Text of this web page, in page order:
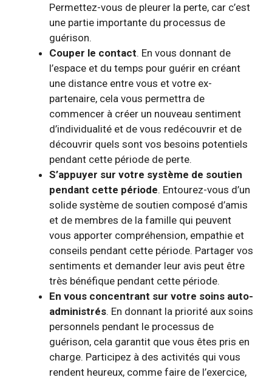
Permettez-vous de pleurer la perte, car c’est
une partie importante du processus de
guérison.
Couper le contact. En vous donnant de
l’espace et du temps pour guérir en créant
une distance entre vous et votre ex-
partenaire, cela vous permettra de
commencer à créer un nouveau sentiment
d’individualité et de vous redécouvrir et de
découvrir quels sont vos besoins potentiels
pendant cette période de perte.
S’appuyer sur votre système de soutien
pendant cette période. Entourez-vous d’un
solide système de soutien composé d’amis
et de membres de la famille qui peuvent
vous apporter compréhension, empathie et
conseils pendant cette période. Partager vos
sentiments et demander leur avis peut être
très bénéfique pendant cette période.
En vous concentrant sur votre soins auto-
administrés. En donnant la priorité aux soins
personnels pendant le processus de
guérison, cela garantit que vous êtes pris en
charge. Participez à des activités qui vous
rendent heureux, comme faire de l’exercice,